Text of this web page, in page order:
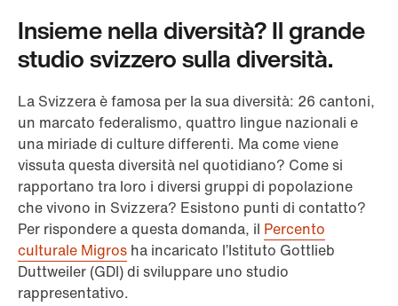
Insieme nella diversità? Il grande
studio svizzero sulla diversità.
La Svizzera è famosa per la sua diversità: 26 cantoni,
un marcato federalismo, quattro lingue nazionali e
una miriade di culture differenti. Ma come viene
vissuta questa diversità nel quotidiano? Come si
rapportano tra loro i diversi gruppi di popolazione
che vivono in Svizzera? Esistono punti di contatto?
Per rispondere a questa domanda, il Percento
culturale Migros ha incaricato l’Istituto Gottlieb
Duttweiler (GDI) di sviluppare uno studio
rappresentativo.